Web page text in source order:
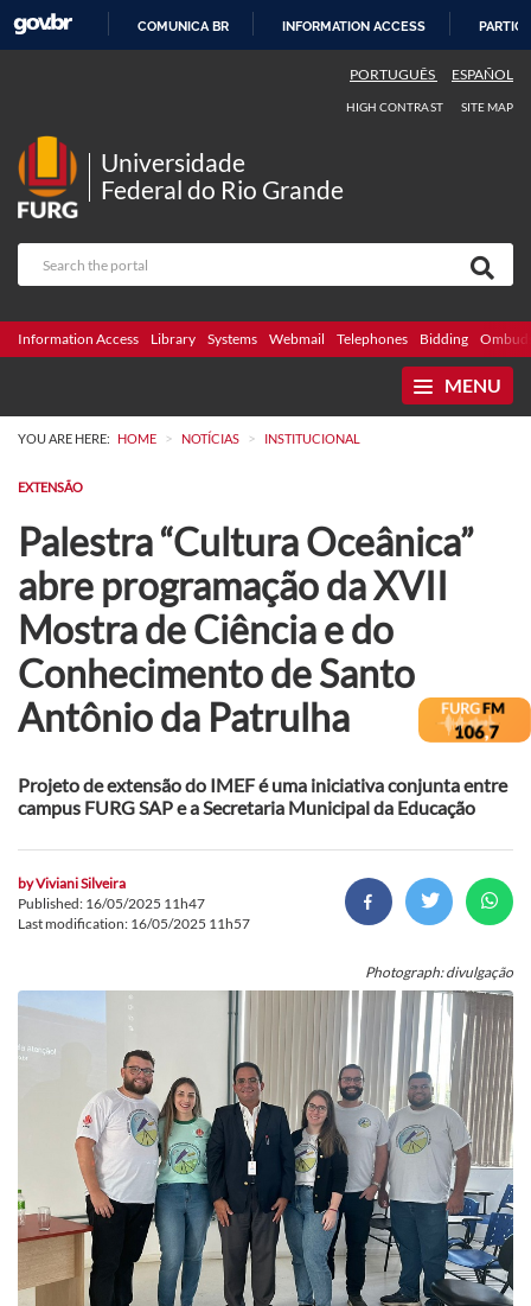
COMUNICA BR INFORMATION ACCESS
PORTUGUÊS ESPAÑOL
HIGH CONTRAST SITE MAP
Universidade
Federal do Rio Grande
Information Access Library Systems Webmail Telephones Bidding
MENU
YOU ARE HERE: HOME > NOTÍCIAS > INSTITUCIONAL
EXTENSÃO
Palestra “Cultura Oceânica”
abre programação da XVII
Mostra de Ciência e do
Conhecimento de Santo
Antônio da Patrulha
Projeto de extensão do IMEF é uma iniciativa conjunta entre
campus FURG SAP e a Secretaria Municipal da Educação
byViviani Silveira
Published: 16/05/2025 11h47
Last modification: 16/05/2025 11h57
Photograph: divulgação